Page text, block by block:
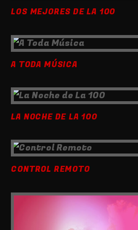
LOS MEJORES DE LA 100
A TODA MÚSICA
LA NOCHE DE LA 100
CONTROL REMOTO